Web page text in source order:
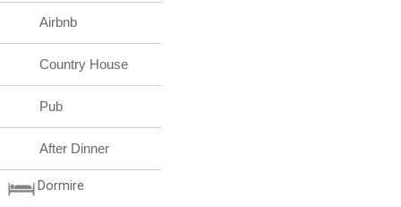
Airbnb
Country House
Pub
After Dinner
Dormire